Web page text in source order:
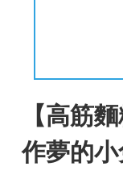
【高筋
作夢的